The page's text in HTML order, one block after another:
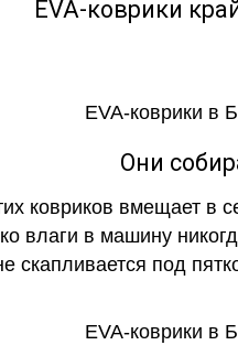
EVA-коврики
Они
ковриков вмещает в
влаги в машину
скапливается под